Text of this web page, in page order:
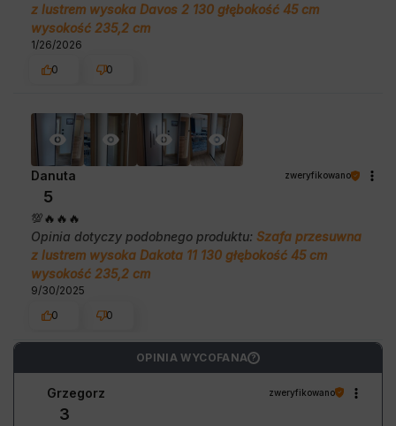
z lustrem wysoka Davos 2 130 głębokość 45 cm
wysokość 235,2 cm
1/26/2026
0
0
Danuta zweryfikowano
5
💯🔥🔥🔥
Opinia dotyczy podobnego produktu: Szafa przesuwna
z lustrem wysoka Dakota 11 130 głębokość 45 cm
wysokość 235,2 cm
9/30/2025
0
0
OPINIA WYCOFANA ?
Grzegorz zweryfikowano
3